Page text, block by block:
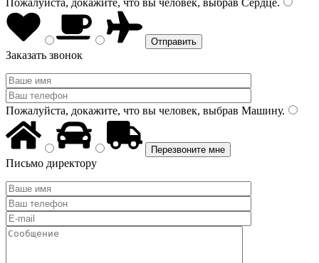
Пожалуйста, докажите, что вы человек, выбрав Сердце.
Заказать звонок
Пожалуйста, докажите, что вы человек, выбрав Машину.
Письмо директору